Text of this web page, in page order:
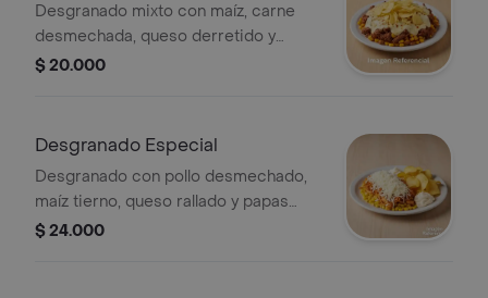
Desgranado mixto con maíz, carne
desmechada, queso derretido y
papas fritas.
$ 20.000
Desgranado Especial
Desgranado con pollo desmechado,
maíz tierno, queso rallado y papas
fritas. Acompañado de mayonesa.
$ 24.000